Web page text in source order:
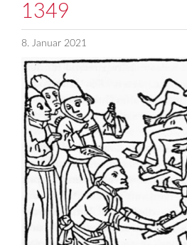
1349
8. Januar 2021